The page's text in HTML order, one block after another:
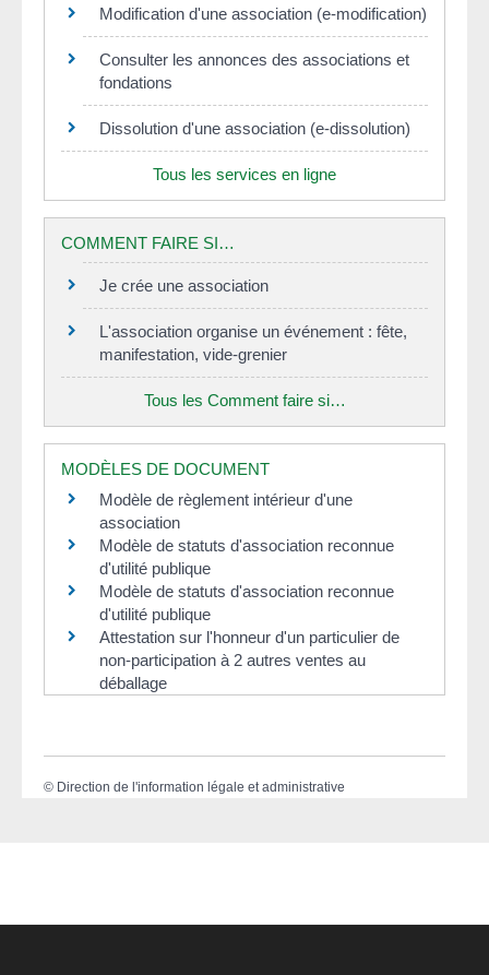
Modification d'une association (e-modification)
Consulter les annonces des associations et
fondations
Dissolution d'une association (e-dissolution)
Tous les services en ligne
COMMENT FAIRE SI…
Je crée une association
L'association organise un événement : fête,
manifestation, vide-grenier
Tous les Comment faire si…
MODÈLES DE DOCUMENT
Modèle de règlement intérieur d'une
association
Modèle de statuts d'association reconnue
d'utilité publique
Modèle de statuts d'association reconnue
d'utilité publique
Attestation sur l'honneur d'un particulier de
non-participation à 2 autres ventes au
déballage
© Direction de l'information légale et administrative